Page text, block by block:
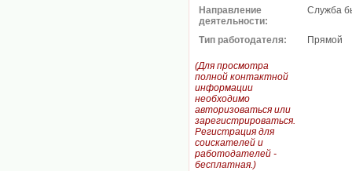
Направление
деятельности:
Служба
Тип работодателя: Прямой
(Для просмотра
полной контактной
информации
необходимо
авторизоваться или
зарегистрироваться.
Регистрация для
соискателей и
работодателей -
бесплатная.)